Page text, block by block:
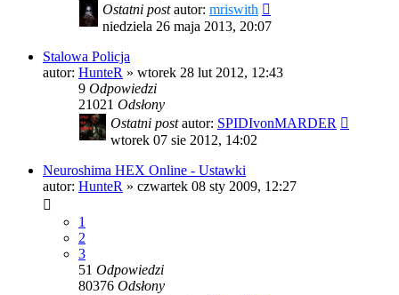
Ostatni postautor: mriswith
niedziela 26 maja 2013, 20:07
Stalowa Policja
autor: HunteR » wtorek 28 lut 2012, 12:43
9 Odpowiedzi
21021 Odsłony
Ostatni postautor: SPIDIvonMARDER
wtorek 07 sie 2012, 14:02
Neuroshima HEX Online - Ustawki
autor: HunteR » czwartek 08 sty 2009, 12:27
1
2
3
51 Odpowiedzi
80376 Odsłony